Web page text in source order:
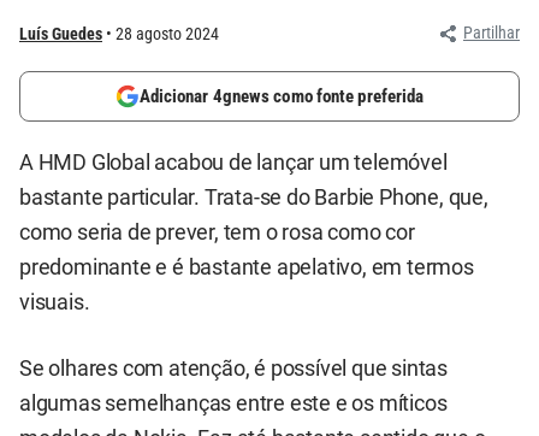
Luís Guedes 28 agosto 2024 Partilhar
Adicionar 4gnews como fonte preferida
A HMD Global acabou de lançar um telemóvel
bastante particular. Trata-se do Barbie Phone, que,
como seria de prever, tem o rosa como cor
predominante e é bastante apelativo, em termos
visuais.
Se olhares com atenção, é possível que sintas
algumas semelhanças entre este e os míticos